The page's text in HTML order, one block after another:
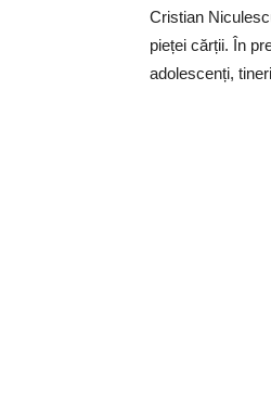
Cristian
pieței cărții. În
adolescenți,